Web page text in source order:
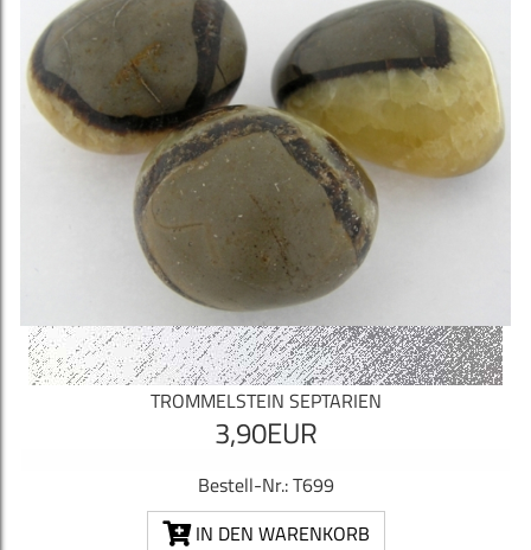
TROMMELSTEIN SEPTARIEN
3,90EUR
Bestell-Nr.: T699
IN DEN WARENKORB